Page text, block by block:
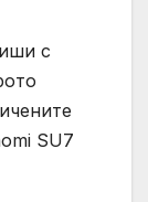
с
SU7